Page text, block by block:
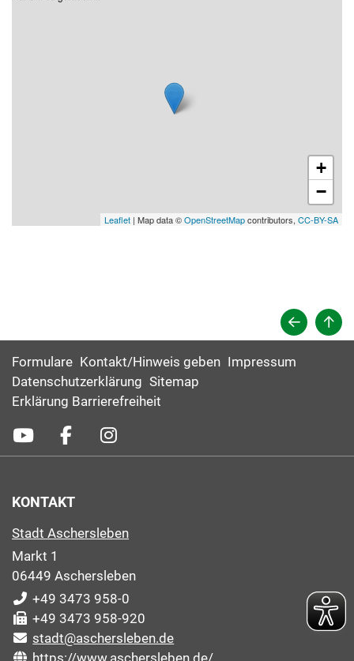
+
−
Leaflet | Map data ©OpenStreetMapcontributors, CC-BY-SA
Formulare Kontakt/Hinweis geben Impressum
Datenschutzerklärung Sitemap
Erklärung Barrierefreiheit
KONTAKT
Stadt Aschersleben
Markt 1
06449 Aschersleben
+49 3473 958-0
+49 3473 958-920
stadt@aschersleben.de